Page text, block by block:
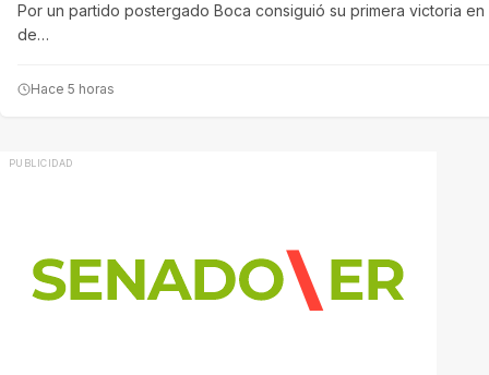
Por un partido postergado Boca consiguió su primera victoria
de…
Hace 5 horas